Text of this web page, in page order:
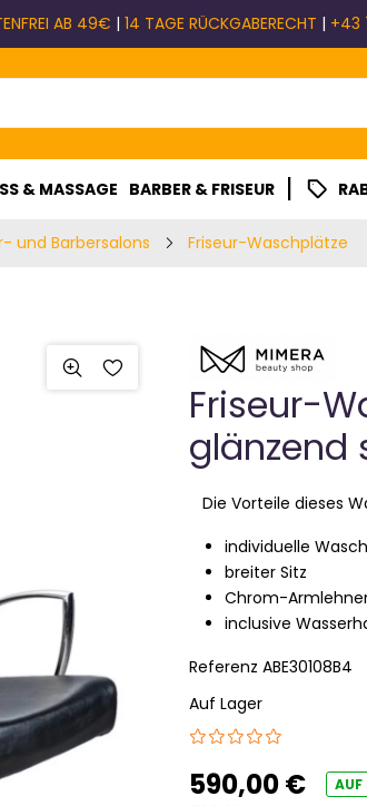
AB 49€ | 14 TAGE RÜCKGABERECHT | +43
& MASSAGE BARBER & FRISEUR |
und Barbersalons Friseur-Waschplätze
Friseur-
glänzend
Die Vorteile dieses
individuelle
breiter Sitz
Chrom-
inclusive
Referenz ABE30108B4
Auf Lager
590,00 € AUF